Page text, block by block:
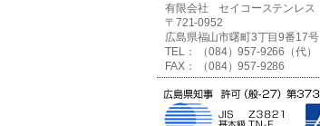
有限会社 セイコーステンレス
〒721-0952
広島県福山市曙町3丁目9番17号
TEL： （084）957-9266（代）
FAX： （084）957-9286